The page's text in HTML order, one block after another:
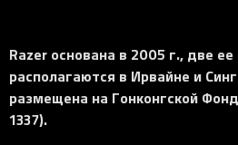
Razer основана в 2005 г., две
располагаются в Ирвайне и
размещена на Гонконгской
1337).